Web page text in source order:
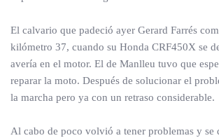
El calvario que padeció ayer Gerard Farrés
kilómetro 37, cuando su Honda CRF450X se
avería en el motor. El de Manlleu tuvo que
reparar la moto. Después de solucionar el
la marcha pero ya con un retraso considerable.
Al cabo de poco volvió a tener problemas y se